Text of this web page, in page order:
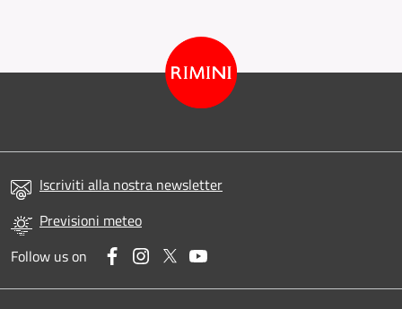
Iscriviti alla nostra newsletter
Previsioni meteo
Follow us on
FacebookInstagram
Twitter